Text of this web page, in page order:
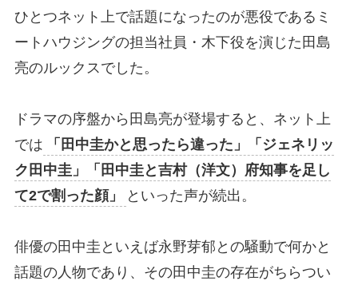
ひとつネット上で話題になったのが悪役であるミ
ートハウジングの担当社員・木下役を演じた田島
亮のルックスでした。
ドラマの序盤から田島亮が登場すると、ネット上
では
「田中圭かと思ったら違った」「ジェネリッ
ク田中圭」「田中圭と吉村（洋文）府知事を足し
て2で割った顔」
といった声が続出。
俳優の田中圭といえば永野芽郁との騒動で何かと
話題の人物であり、その田中圭の存在がちらつい